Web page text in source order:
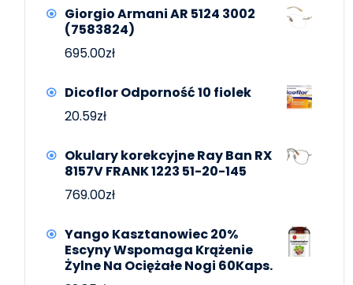
Giorgio Armani AR 5124 3002
(7583824)
695.00zł
Dicoflor Odporność 10 fiolek
20.59zł
Okulary korekcyjne Ray Ban RX
8157V FRANK 1223 51-20-145
769.00zł
Yango Kasztanowiec 20%
Escyny Wspomaga Krążenie
Żylne Na Ociężałe Nogi 60Kaps.